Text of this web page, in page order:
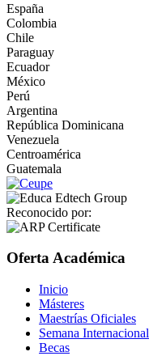
España
Colombia
Chile
Paraguay
Ecuador
México
Perú
Argentina
República Dominicana
Venezuela
Centroamérica
Guatemala
Reconocido por:
Oferta Académica
Inicio
Másteres
Maestrías Oficiales
Semana Internacional
Becas